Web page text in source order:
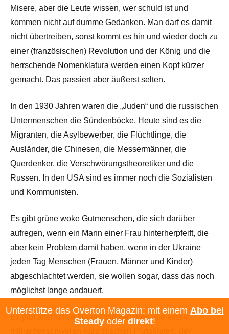
Misere, aber die Leute wissen, wer schuld ist und
kommen nicht auf dumme Gedanken. Man darf es damit
nicht übertreiben, sonst kommt es hin und wieder doch zu
einer (französischen) Revolution und der König und die
herrschende Nomenklatura werden einen Kopf kürzer
gemacht. Das passiert aber äußerst selten.
In den 1930 Jahren waren die „Juden“ und die russischen
Untermenschen die Sündenböcke. Heute sind es die
Migranten, die Asylbewerber, die Flüchtlinge, die
Ausländer, die Chinesen, die Messermänner, die
Querdenker, die Verschwörungstheoretiker und die
Russen. In den USA sind es immer noch die Sozialisten
und Kommunisten.
Es gibt grüne woke Gutmenschen, die sich darüber
aufregen, wenn ein Mann einer Frau hinterherpfeift, die
aber kein Problem damit haben, wenn in der Ukraine
jeden Tag Menschen (Frauen, Männer und Kinder)
abgeschlachtet werden, sie wollen sogar, dass das noch
möglichst lange andauert.
Es gibt alternative blaue Politikerinnen, die einem
Unterstütze das Overton Magazin: mit einem Abo bei
Steadyoder direkt!